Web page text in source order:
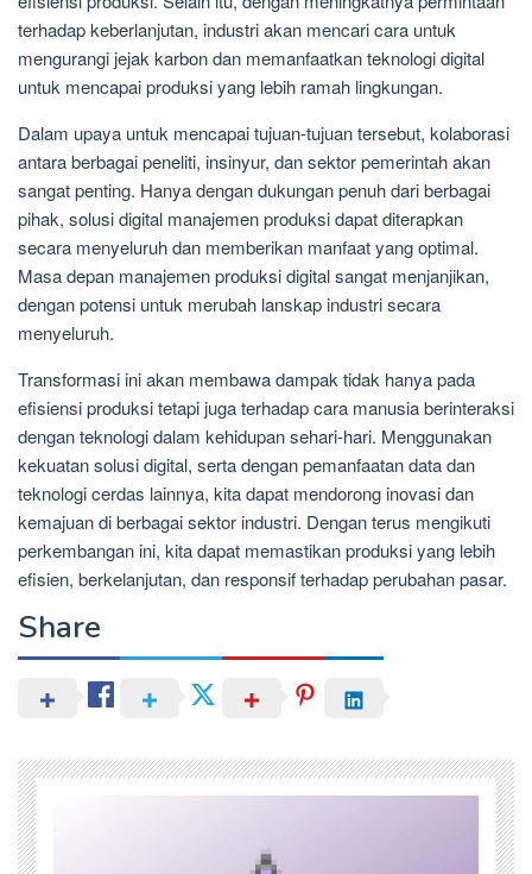
terhadap keberlanjutan, industri akan mencari cara untuk
mengurangi jejak karbon dan memanfaatkan teknologi digital
untuk mencapai produksi yang lebih ramah lingkungan.
Dalam upaya untuk mencapai tujuan-tujuan tersebut, kolaborasi
antara berbagai peneliti, insinyur, dan sektor pemerintah akan
sangat penting. Hanya dengan dukungan penuh dari berbagai
pihak, solusi digital manajemen produksi dapat diterapkan
secara menyeluruh dan memberikan manfaat yang optimal.
Masa depan manajemen produksi digital sangat menjanjikan,
dengan potensi untuk merubah lanskap industri secara
menyeluruh.
Transformasi ini akan membawa dampak tidak hanya pada
efisiensi produksi tetapi juga terhadap cara manusia berinteraksi
dengan teknologi dalam kehidupan sehari-hari. Menggunakan
kekuatan solusi digital, serta dengan pemanfaatan data dan
teknologi cerdas lainnya, kita dapat mendorong inovasi dan
kemajuan di berbagai sektor industri. Dengan terus mengikuti
perkembangan ini, kita dapat memastikan produksi yang lebih
efisien, berkelanjutan, dan responsif terhadap perubahan pasar.
Share